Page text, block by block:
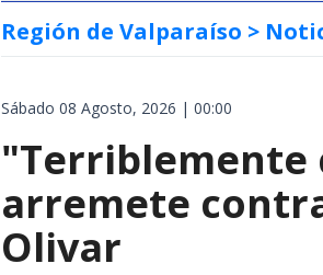
Región de Valparaíso >
Sábado 08 Agosto, 2026 | 00:00
"Terriblemente
arremete
Olivar